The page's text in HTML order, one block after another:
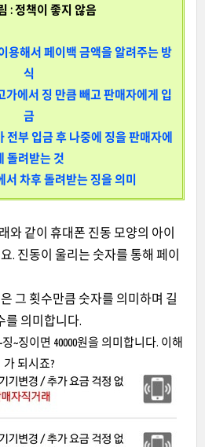
: 정책이 좋지 않음
용해서 페이백 금액을 알려주는 방
식
가에서 징 만큼 빼고 판매자에게 입
금
전부 입금 후 나중에 징을 판매자에
돌려받는 것
서 차후 돌려받는 징을 의미
와 같이 휴대폰 진동 모양의 아이
. 진동이 울리는 숫자를 통해 페이
그 횟수만큼 숫자를 의미하며 길
를 의미합니다.
~징이면 40000원을 의미합니다. 이해
가 되시죠?